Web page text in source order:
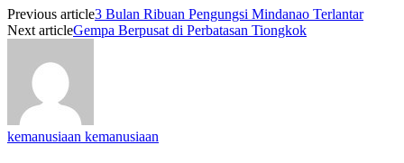
Previous article3 Bulan Ribuan Pengungsi Mindanao Terlantar
Next articleGempa Berpusat di Perbatasan Tiongkok
kemanusiaan kemanusiaan